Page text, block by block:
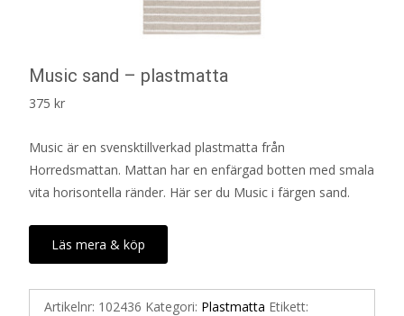
Music sand – plastmatta
375 kr
Music är en svensktillverkad plastmatta från
Horredsmattan. Mattan har en enfärgad botten med smala
vita horisontella ränder. Här ser du Music i färgen sand.
Läs mera & köp
Artikelnr: 102436 Kategori: Plastmatta Etikett: